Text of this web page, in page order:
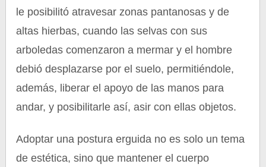
le posibilitó atravesar zonas pantanosas y de
altas hierbas, cuando las selvas con sus
arboledas comenzaron a mermar y el hombre
debió desplazarse por el suelo, permitiéndole,
además, liberar el apoyo de las manos para
andar, y posibilitarle así, asir con ellas objetos.
Adoptar una postura erguida no es solo un tema
de estética, sino que mantener el cuerpo